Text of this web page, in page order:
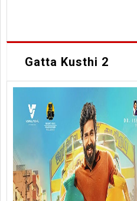
Gatta Kusthi 2